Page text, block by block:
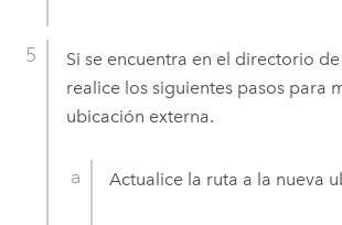
Si se encuentra en el directorio
realice los siguientes pasos para
ubicación externa.
Actualice la ruta a la nueva